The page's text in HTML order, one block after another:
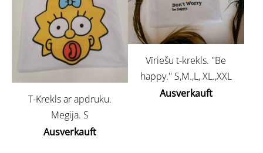
T-Krekls ar apdruku.
Megija. S
Ausverkauft
Vīriešu t-krekls. ''Be
happy.'' S,M.,L, XL.,XXL
Ausverkauft